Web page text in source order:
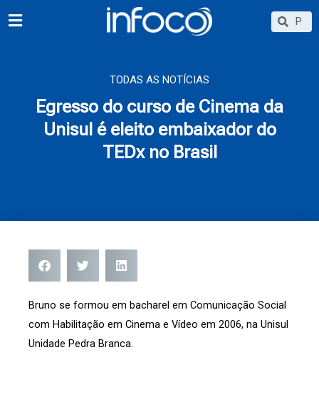
para
Search
TODAS AS NOTÍCIAS
Egresso do curso de Cinema da
Unisul é eleito embaixador do
TEDx no Brasil
Bruno se formou em bacharel em Comunicação Social
com Habilitação em Cinema e Vídeo em 2006, na Unisul
Unidade Pedra Branca.